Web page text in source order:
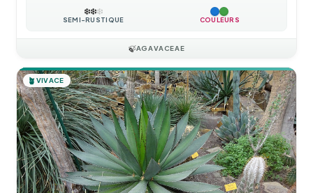
❄️❄️❄️
SEMI-RUSTIQUE COULEURS
🍃AGAVACEAE
🪴 VIVACE